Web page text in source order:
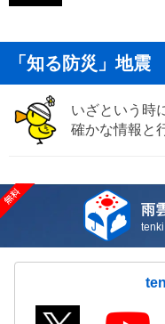
「知る防災」地震
いざという時
確かな情報と
雨